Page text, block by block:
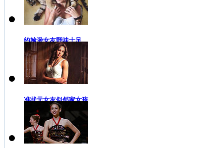
约翰逊女友野味十足
准状元女友似邻家女孩